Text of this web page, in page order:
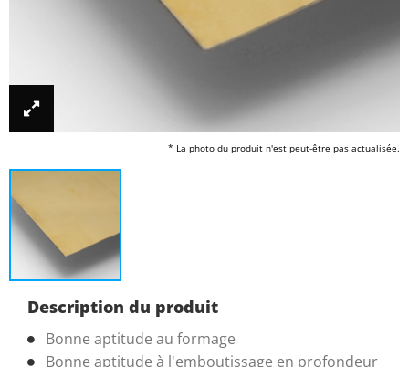
* La photo du produit n'est peut-être pas actualisée.
Description du produit
Bonne aptitude au formage
Bonne aptitude à l'emboutissage en profondeur